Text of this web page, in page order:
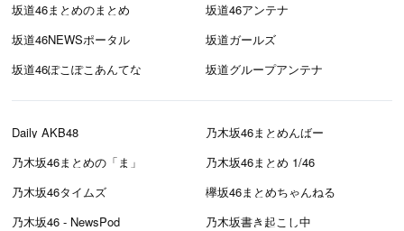
坂道46まとめのまとめ
坂道46アンテナ
坂道46NEWSポータル
坂道ガールズ
坂道46ぽこぽこあんてな
坂道グループアンテナ
Daily AKB48
乃木坂46まとめんばー
乃木坂46まとめの「ま」
乃木坂46まとめ 1/46
乃木坂46タイムズ
欅坂46まとめちゃんねる
乃木坂46 - NewsPod
乃木坂書き起こし中